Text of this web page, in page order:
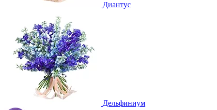
Диантус
Дельфиниум